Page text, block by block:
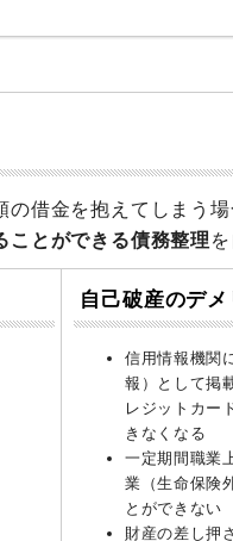
借金を抱えてしまう
ことができる債務整理
自己破産のデメ
信用情報機関
報）として掲
レジットカー
きなくなる
一定期間職業
業（生命保険
とができない
財産の差し押